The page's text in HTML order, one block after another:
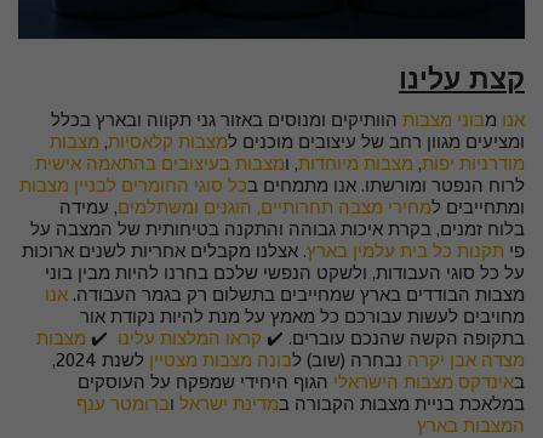
קצת עלינו
אנו מבוני מצבות הוותיקים ומנוסים באזור גני תקווה ובארץ בכלל
ומציעים מגוון רחב של עיצובים מוכנים למצבות קלאסיות, מצבות
מודרניות יפות, מצבות מיוחדות, ומצבות בעיצובים בהתאמה אישית
לרוח הנפטר ומורשתו. אנו מתמחים בכל סוגי החומרים לבניין מצבות
ומתחייבים למחירי מצבה תחרותיים, הוגנים ומשתלמים, עמידה
בלוח זמנים, בקרת איכות גבוהה והתקנה בטיחותית של המצבה על
פי תקנות כל בית עלמין בארץ. אצלנו מקבלים אחריות לשנים ארוכות
על כל סוגי העבודות, ולשקט הנפשי שלכם בחרנו להיות מבין בוני
מצבות הבודדים בארץ שמחייבים בתשלום רק בגמר העבודה. אנו
מחויבים לעשות עבורכם כל מאמץ על מנת להיות נקודת אור
בתקופה הקשה שהנכם עוברים. ✔️ קראו המלצות עלינו ✔️ מצבות
מצדה אבן יקרה נבחרה (שוב) לבונה מצבות מצטיין
לשנת 2024,
באינדקס מצבות הישראלי הגוף היחידי שמפקח על העוסקים
במלאכת בניית מצבות הקבורה במדינת ישראל וברומטר ענף
המצבות בארץ